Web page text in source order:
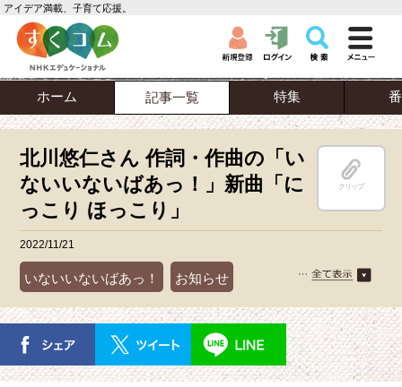
アイデア満載、子育て応援。
ホーム 記事一覧 特集
北川悠仁さん 作詞・作曲の「い
ないいないばあっ！」新曲「に
っこり ほっこり」
クリップ
2022/11/21
いないいないばあっ！ お知らせ